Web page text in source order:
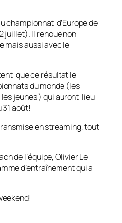
championnat d’Europe de
juillet). Il renoue non
mais aussi avec le
que ce résultat le
du monde (les
jeunes ) qui auront lieu
31 août!
en streaming, tout
de l’équipe, Olivier Le
d’entraînement qui a